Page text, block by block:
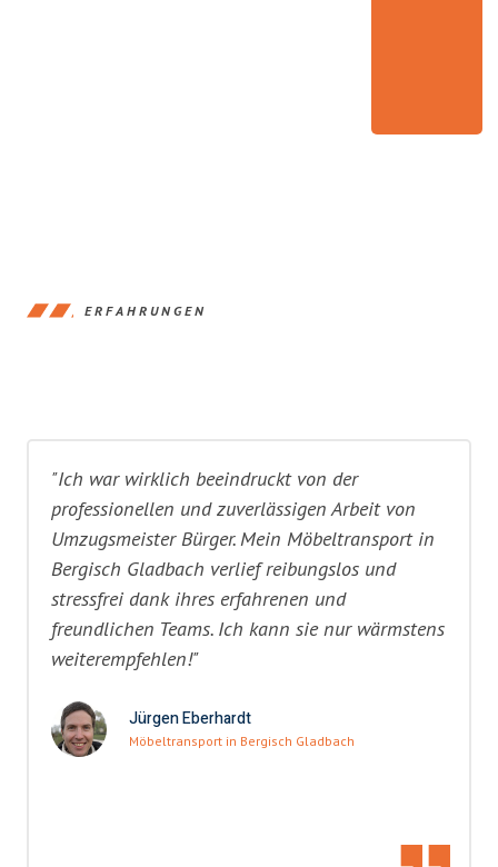
ERFAHRUNGEN
"Ich war wirklich beeindruckt von der
professionellen und zuverlässigen Arbeit von
Umzugsmeister Bürger. Mein Möbeltransport in
Bergisch Gladbach verlief reibungslos und
stressfrei dank ihres erfahrenen und
freundlichen Teams. Ich kann sie nur wärmstens
weiterempfehlen!"
Jürgen Eberhardt
Möbeltransport in Bergisch Gladbach